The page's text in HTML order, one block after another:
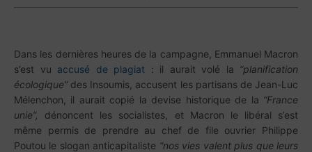
Dans les dernières heures de la campagne, Emmanuel Macron
s’est vu accusé de plagiat : il aurait volé la “planification
écologique”des Insoumis, accusent les partisans de Jean-Luc
Mélenchon, il aurait copié la devise historique de la “France
unie”,
dénoncent les socialistes, et Macron le libéral s’est
même permis de prendre au chef de file ouvrier Philippe
Poutou le slogan anticapitaliste “nos vies valent plus que leurs